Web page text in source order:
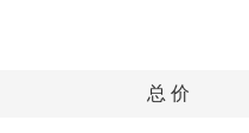
总 价